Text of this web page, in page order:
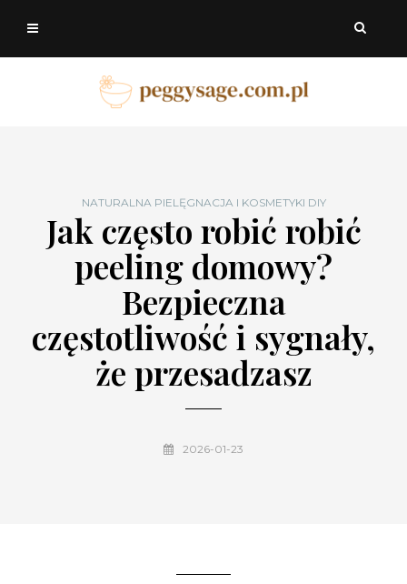
NATURALNA PIELĘGNACJA I KOSMETYKI DIY
Jak często robić robić
peeling domowy?
Bezpieczna
częstotliwość i sygnały,
że przesadzasz
2026-01-23